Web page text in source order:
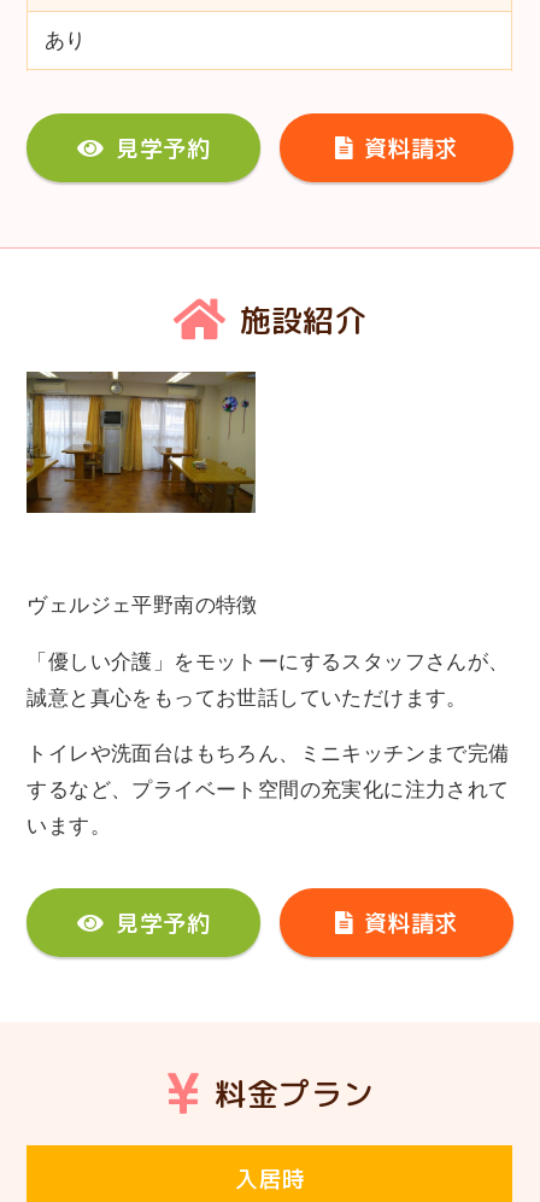
あり
見学予約 資料請求
施設紹介
ヴェルジェ平野南の特徴
「優しい介護」をモットーにするスタッフさんが、
誠意と真心をもってお世話していただけます。
トイレや洗面台はもちろん、ミニキッチンまで完備
するなど、プライベート空間の充実化に注力されて
います。
見学予約 資料請求
料金プラン
入居時